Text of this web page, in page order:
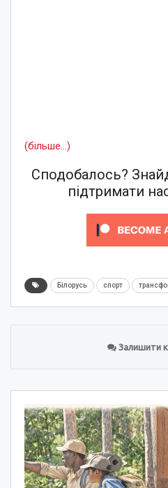
(більше…)
Сподобалось?
підтримати
Білорусь спорт
Залишити